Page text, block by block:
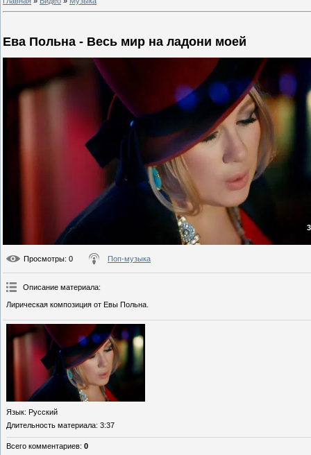
Ева Польна - Весь мир на ладони моей
Просмотры: 0 Поп-музыка
Описание материала:
Лирическая композиция от Евы Польна.
Язык: Русский
Длительность материала: 3:37
Всего комментариев: 0